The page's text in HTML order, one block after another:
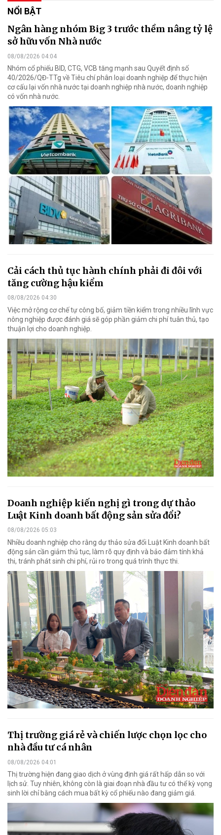
NỔI BẬT
Ngân hàng nhóm Big 3 trước thềm nâng tỷ lệ
sở hữu vốn Nhà nước
08/08/2026 04:04
Nhóm cổ phiếu BID, CTG, VCB tăng mạnh sau Quyết định số
40/2026/QĐ-TTg về Tiêu chí phân loại doanh nghiệp để thực hiện
cơ cấu lại vốn nhà nước tại doanh nghiệp nhà nước, doanh nghiệp
có vốn nhà nước.
Cải cách thủ tục hành chính phải đi đôi với
tăng cường hậu kiểm
08/08/2026 04:30
Việc mở rộng cơ chế tự công bố, giảm tiền kiểm trong nhiều lĩnh vực
nông nghiệp được đánh giá sẽ góp phần giảm chi phí tuân thủ, tạo
thuận lợi cho doanh nghiệp.
Doanh nghiệp kiến nghị gì trong dự thảo
Luật Kinh doanh bất động sản sửa đổi?
08/08/2026 05:03
Nhiều doanh nghiệp cho rằng dự thảo sửa đổi Luật Kinh doanh bất
động sản cần giảm thủ tục, làm rõ quy định và bảo đảm tính khả
thi, tránh phát sinh chi phí, rủi ro trong quá trình thực thi.
Thị trường giá rẻ và chiến lược chọn lọc cho
nhà đầu tư cá nhân
08/08/2026 04:01
Thị trường hiện đang giao dịch ở vùng định giá rất hấp dẫn so với
lịch sử. Tuy nhiên, không còn là giai đoạn nhà đầu tư có thể kỳ vọng
sinh lời chỉ bằng cách mua bất kỳ cổ phiếu nào đang giảm giá.